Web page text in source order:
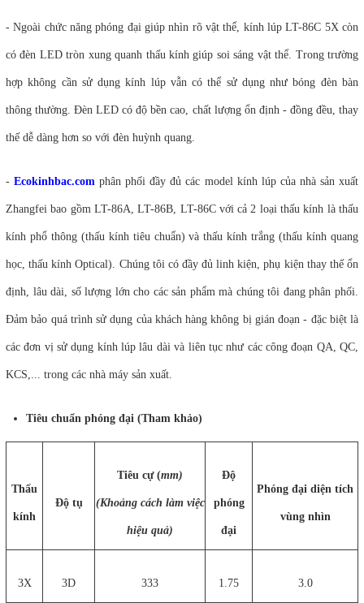
- Ngoài chức năng phóng đại giúp nhìn rõ vật thể, kính lúp LT-86C 5X còn
có đèn LED tròn xung quanh thấu kính giúp soi sáng vật thể. Trong trường
hợp không cần sử dụng kính lúp vẫn có thể sử dụng như bóng đèn bàn
thông thường. Đèn LED có độ bền cao, chất lượng ổn định - đồng đều, thay
thế dễ dàng hơn so với đèn huỳnh quang.
-Ecokinhbac.com phân phối đầy đủ các model kính lúp của nhà sản xuất
Zhangfei bao gồm LT-86A, LT-86B, LT-86C với cả 2 loại thấu kính là thấu
kính phổ thông (thấu kính tiêu chuẩn) và thấu kính trắng (thấu kính quang
học, thấu kính Optical). Chúng tôi có đầy đủ linh kiện, phụ kiện thay thế ổn
định, lâu dài, số lượng lớn cho các sản phẩm mà chúng tôi đang phân phối.
Đảm bảo quá trình sử dụng của khách hàng không bị gián đoạn - đặc biệt là
các đơn vị sử dụng kính lúp lâu dài và liên tục như các công đoạn QA, QC,
KCS,... trong các nhà máy sản xuất.
Tiêu chuẩn phóng đại (Tham khảo)
Thấu
kính
Độ tụ
Tiêu cự (mm)
(Khoảng cách làm việc
hiệu quả)
Độ
phóng
đại
Phóng đại diện tích
vùng nhìn
3X 3D 333 1.75 3.0